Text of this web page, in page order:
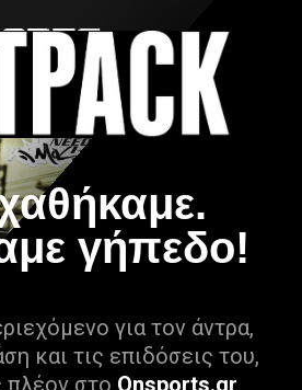
γήπεδο!
για τον άντρα,
και τις επιδόσεις του,
πλέον στο Onsports.gr,